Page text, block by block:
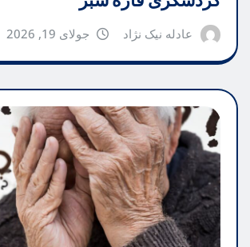
عادله نیک نژاد جولای 19, 2026